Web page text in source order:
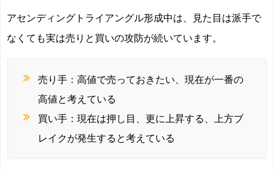
アセンディングトライアングル形成中は、見た目は派手で
なくても実は売りと買いの攻防が続いています。
売り手：高値で売っておきたい、現在が一番の
高値と考えている
買い手：現在は押し目、更に上昇する、上方ブ
レイクが発生すると考えている